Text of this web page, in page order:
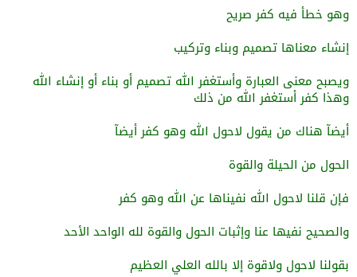
وهو خطأ فيه كفر صريح
إنشاء معناها تصميم وبناء وتركيب
ويصبح معنى العبارة وأستغفر الله تصميم أو بناء أو إنشاء الله
وهذا كفر أستغفر الله من ذلك
أيضآ هناك من يقول لاحول الله وهو كفر أيضآ
الحول من الحيلة والقوة
فإن قلنا لاحول الله نفيناها عن الله وهو كفر
والصحيح نفيها عنا وإثبات الحول والقوة لله الواحد الأحد
بقولنا لاحول ولاقوة إلا بالله العلي العظيم